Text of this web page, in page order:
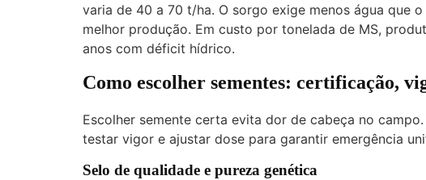
varia de 40 a 70 t/ha. O sorgo exige menos água que
melhor produção. Em custo por tonelada de MS,
anos com déficit hídrico.
Como escolher sementes: certificação,
Escolher semente certa evita dor de cabeça no
testar vigor e ajustar dose para garantir emergência
Selo de qualidade e pureza genética